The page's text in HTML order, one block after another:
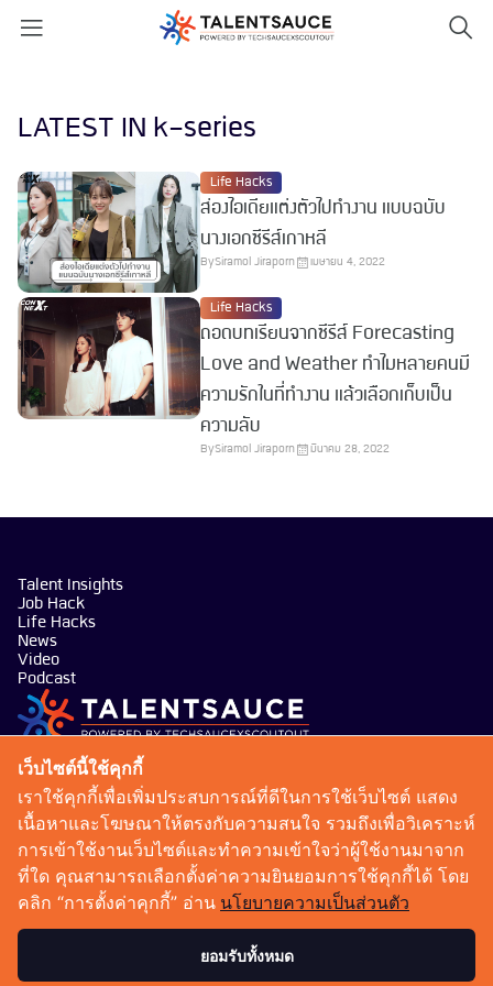
LATEST IN k-series
Life Hacks
ส่องไอเดียแต่งตัวไปทำงาน แบบฉบับ
นางเอกซีรีส์เกาหลี
BySiramol Jiraporn เมษายน 4, 2022
Life Hacks
ถอดบทเรียนจากซีรีส์ Forecasting
Love and Weather ทำไมหลายคนมี
ความรักในที่ทำงาน แล้วเลือกเก็บเป็น
ความลับ
BySiramol Jiraporn มีนาคม 28, 2022
Talent Insights
Job Hack
Life Hacks
News
Video
Podcast
บริษัท เทคซอส มีเดีย จำกัด
101 ทรู ดิจิทัล พาร์ค อาคาร กริฟฟิน ชั้น 14 ห้อง 1401
ถนนสุขุมวิท แขวงบางจาก เขตพระโขนง กรุงเทพมหานคร
10260
talentsauce@techsauce.co
02-001-5375
เว็บไซต์นี้ใช้คุกกี้
เราใช้คุกกี้เพื่อเพิ่มประสบการณ์ที่ดีในการใช้เว็บไซต์ แสดง
เนื้อหาและโฆษณาให้ตรงกับความสนใจ รวมถึงเพื่อวิเคราะห์
การเข้าใช้งานเว็บไซต์และทำความเข้าใจว่าผู้ใช้งานมาจาก
ที่ใด คุณสามารถเลือกตั้งค่าความยินยอมการใช้คุกกี้ได้ โดย
คลิก “การตั้งค่าคุกกี้” อ่าน นโยบายความเป็นส่วนตัว
ยอมรับทั้งหมด